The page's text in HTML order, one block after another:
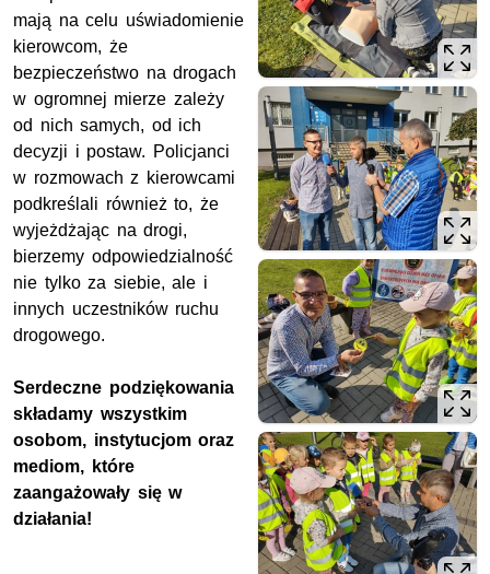
mają na celu uświadomienie
kierowcom, że
bezpieczeństwo na drogach
w ogromnej mierze zależy
od nich samych, od ich
decyzji i postaw. Policjanci
w rozmowach z kierowcami
podkreślali również to, że
wyjeżdżając na drogi,
bierzemy odpowiedzialność
nie tylko za siebie, ale i
innych uczestników ruchu
drogowego.
Serdeczne podziękowania
składamy wszystkim
osobom, instytucjom oraz
mediom, które
zaangażowały się w
działania!